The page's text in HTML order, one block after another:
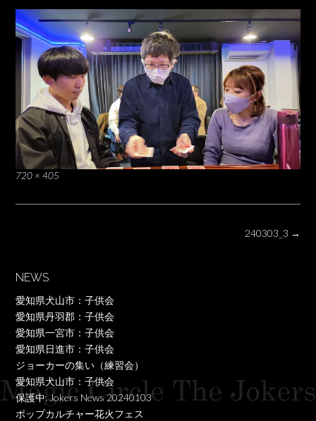
Full
720 × 405
240303_3 →
NEWS
愛知県犬山市：子供会
愛知県丹羽郡：子供会
愛知県一宮市：子供会
愛知県日進市：子供会
ジョーカーの集い（練習会）
愛知県犬山市：子供会
保護中: Jokers News 20240103
ポップカルチャー花火フェス